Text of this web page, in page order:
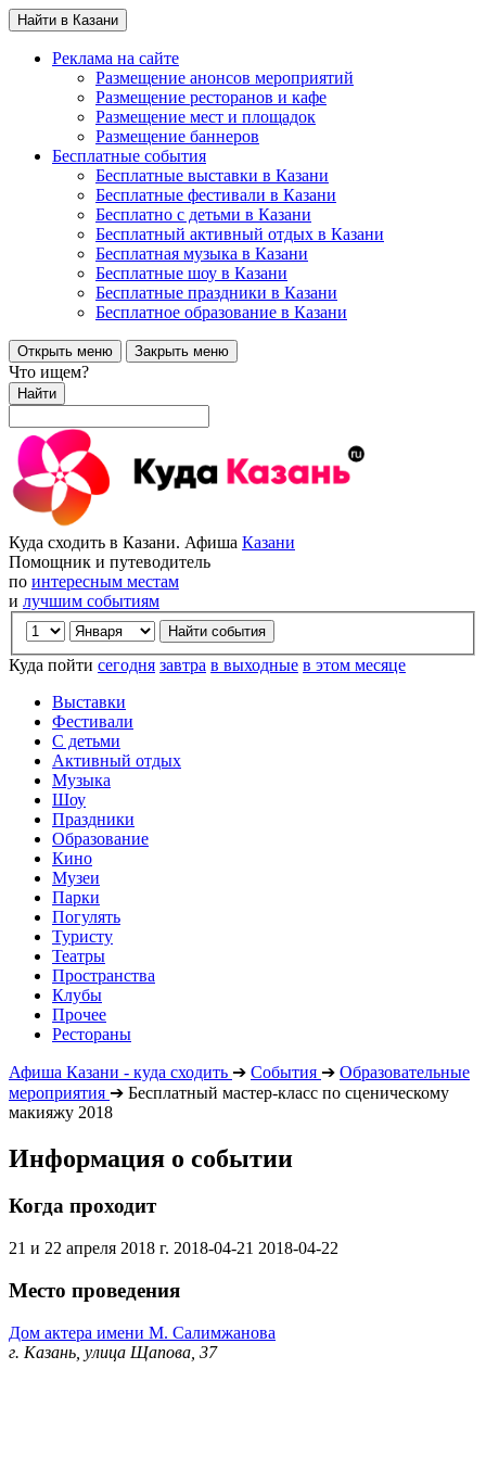
Найти в Казани
Реклама на сайте
Размещение анонсов мероприятий
Размещение ресторанов и кафе
Размещение мест и площадок
Размещение баннеров
Бесплатные события
Бесплатные выставки в Казани
Бесплатные фестивали в Казани
Бесплатно с детьми в Казани
Бесплатный активный отдых в Казани
Бесплатная музыка в Казани
Бесплатные шоу в Казани
Бесплатные праздники в Казани
Бесплатное образование в Казани
Открыть меню Закрыть меню
Что ищем?
Найти
Куда сходить в Казани. Афиша Казани
Помощник и путеводитель
по интересным местам
и лучшим событиям
Куда пойти сегодня завтра в выходные в этом месяце
Выставки
Фестивали
С детьми
Активный отдых
Музыка
Шоу
Праздники
Образование
Кино
Музеи
Парки
Погулять
Туристу
Театры
Пространства
Клубы
Прочее
Рестораны
Афиша Казани - куда сходить ➔ События ➔ Образовательные
мероприятия ➔ Бесплатный мастер-класс по сценическому
макияжу 2018
Информация о событии
Когда проходит
21 и 22 апреля 2018 г. 2018-04-21 2018-04-22
Место проведения
Дом актера имени М. Салимжанова
г. Казань, улица Щапова, 37